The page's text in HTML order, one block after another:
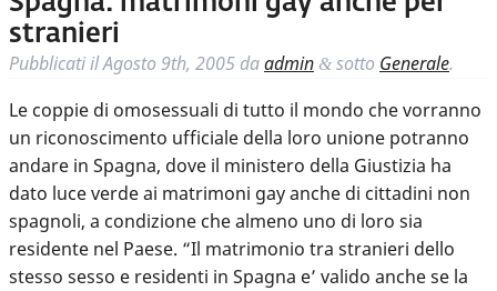
stranieri
Pubblicati ilAgosto 9th, 2005 daadmin & sotto Generale.
Le coppie di omosessuali di tutto il mondo che vorranno
un riconoscimento ufficiale della loro unione potranno
andare in Spagna, dove il ministero della Giustizia ha
dato luce verde ai matrimoni gay anche di cittadini non
spagnoli, a condizione che almeno uno di loro sia
residente nel Paese. “Il matrimonio tra stranieri dello
stesso sesso e residenti in Spagna e’ valido anche se la